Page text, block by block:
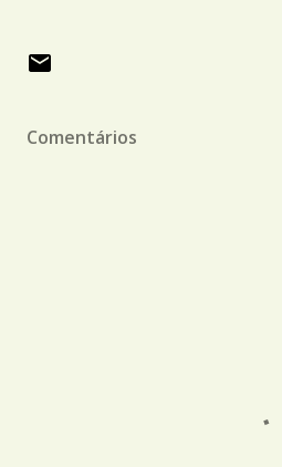
Comentários